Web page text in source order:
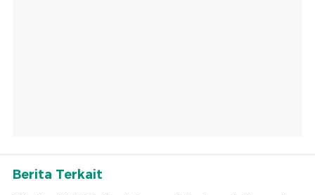
Berita Terkait